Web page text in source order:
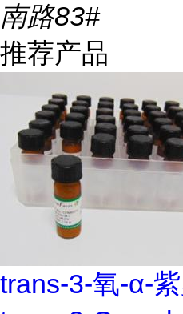
南路83#
推荐产品
trans-3-氧-α-